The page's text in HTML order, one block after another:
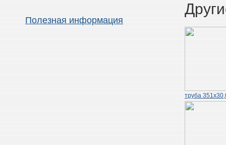
Полезная информация
труба